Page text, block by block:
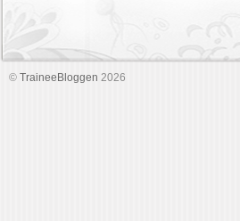
© TraineeBloggen 2026